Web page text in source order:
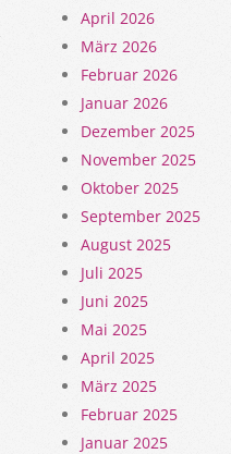
April 2026
März 2026
Februar 2026
Januar 2026
Dezember 2025
November 2025
Oktober 2025
September 2025
August 2025
Juli 2025
Juni 2025
Mai 2025
April 2025
März 2025
Februar 2025
Januar 2025